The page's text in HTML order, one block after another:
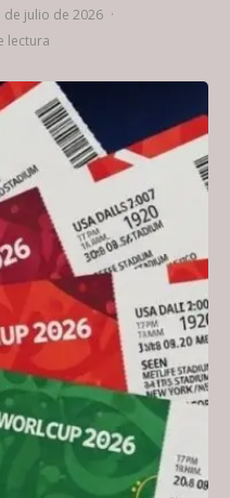
de julio de 2026 ·
lectura